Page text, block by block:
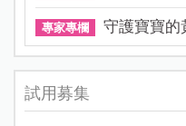
專家專欄 守護寶寶的
試用募集